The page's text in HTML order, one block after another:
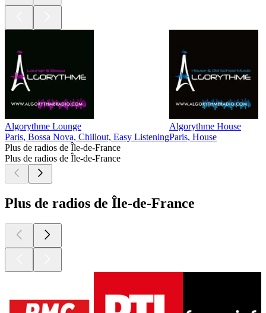
Algorythme Lounge
Paris, Bossa Nova, Chillout, Easy Listening
Algorythme House
Paris, House
Plus de radios de Île-de-France
Plus de radios de Île-de-France
Plus de radios de Île-de-France